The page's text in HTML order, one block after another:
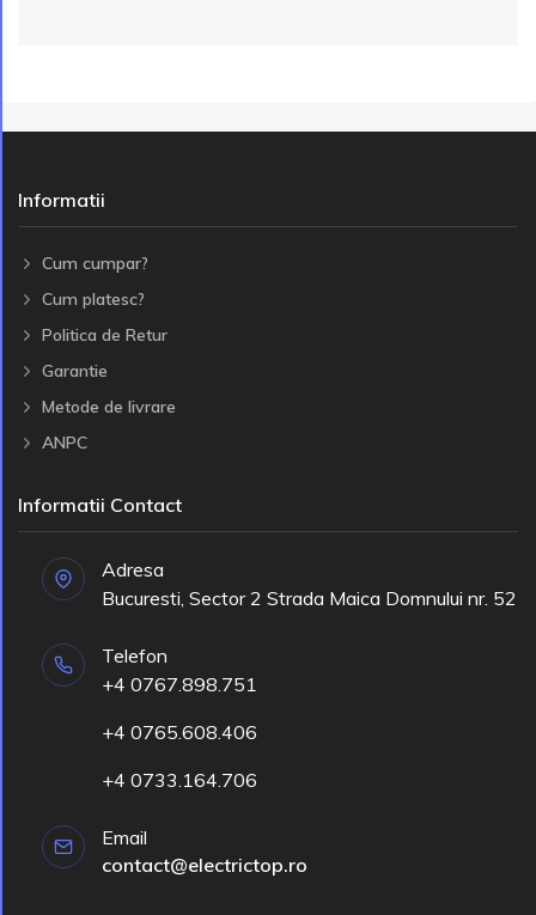
Informatii
Cum cumpar?
Cum platesc?
Politica de Retur
Garantie
Metode de livrare
ANPC
Informatii Contact
Adresa
Bucuresti, Sector 2 Strada Maica Domnului nr. 52
Telefon
+4 0767.898.751
+4 0765.608.406
+4 0733.164.706
Email
contact@electrictop.ro